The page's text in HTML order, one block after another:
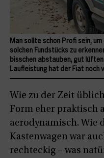
Wie zu der Zeit
Form eher praktisch
aerodynamisch. Wie
Kastenwagen war
rechteckig – was
Man sollte schon Profi sein,
solchen Fundstücks zu
bisschen abstauben, gut
Laufleistung hat der Fiat noch